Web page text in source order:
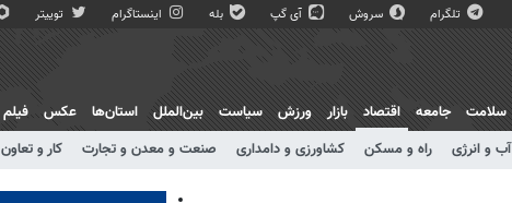
تلگرام سروش آی گپ بله اینستاگرام توییتر
سلامت جامعه
اقتصاد
آب و انرژی راه و مسکن کشاورزی و دامداری صنعت و معدن و تجارت کار و تعاون
بازار ورزش سیاست بین‌الملل استان‌ها عکس فیلم